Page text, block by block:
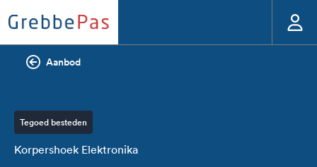
Aanbod
Tegoed besteden
Korpershoek Elektronika